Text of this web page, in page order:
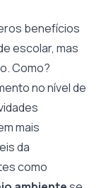
benefícios
escolar, mas
Como?
no nível de
mais
da
como